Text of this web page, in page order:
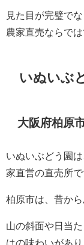
見た目が完璧で
農家直売ならでは
いぬいぶ
大阪府柏原
いぬいぶどう園
家直営の直売所で
柏原市は、昔か
山の斜面や日当
はの味わいがあり